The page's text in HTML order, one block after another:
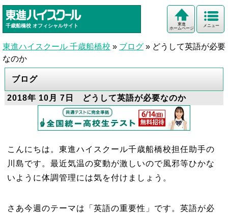
千歳船橋校 オフィシャルサイト メニュー
東進
ホームページ
東進ハイスクール 千歳船橋校 » ブログ » どうして英語が必要
なのか
ブログ
2018年 10月 7日 どうして英語が必要なのか
こんにちは。東進ハイスクール千歳船橋校担任助手の
川島です。最近気温の変動が激しいので風邪等ひかな
いように体調管理には気を付けましょう。
さあ今週のテーマは「英語の重要性」です。英語が必